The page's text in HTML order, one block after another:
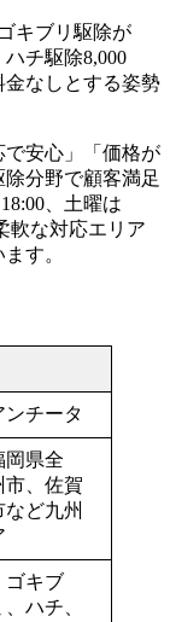
キブリ駆除が
チ駆除8,000
金なしとする姿勢
安心」「価格が
分野で顧客満足
、土曜は
軟な対応エリア
す。
チータ
岡県全
市、佐賀
ど九州
ゴキブ
ハチ、